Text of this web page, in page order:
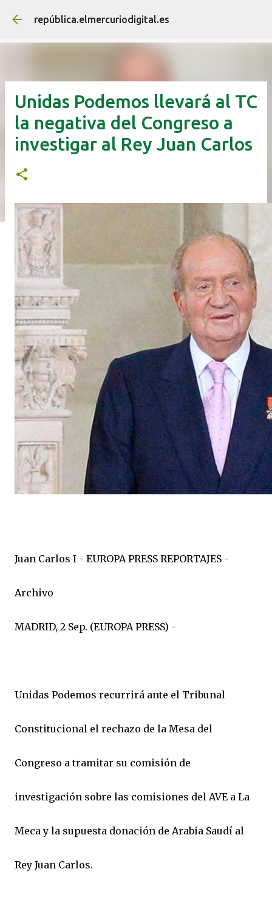
Ir al contenido principal
república.elmercuriodigital.es
Unidas Podemos llevará al TC
la negativa del Congreso a
investigar al Rey Juan Carlos
Juan Carlos I - EUROPA PRESS REPORTAJES -
Archivo
MADRID, 2 Sep. (EUROPA PRESS) -
Unidas Podemos recurrirá ante el Tribunal
Constitucional el rechazo de la Mesa del
Congreso a tramitar su comisión de
investigación sobre las comisiones del AVE a La
Meca y la supuesta donación de Arabia Saudí al
Rey Juan Carlos.